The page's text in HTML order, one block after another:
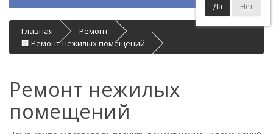
Да Нет
Главная
Ремонт
🏢 Ремонт нежилых помещений
Ремонт нежилых
помещений